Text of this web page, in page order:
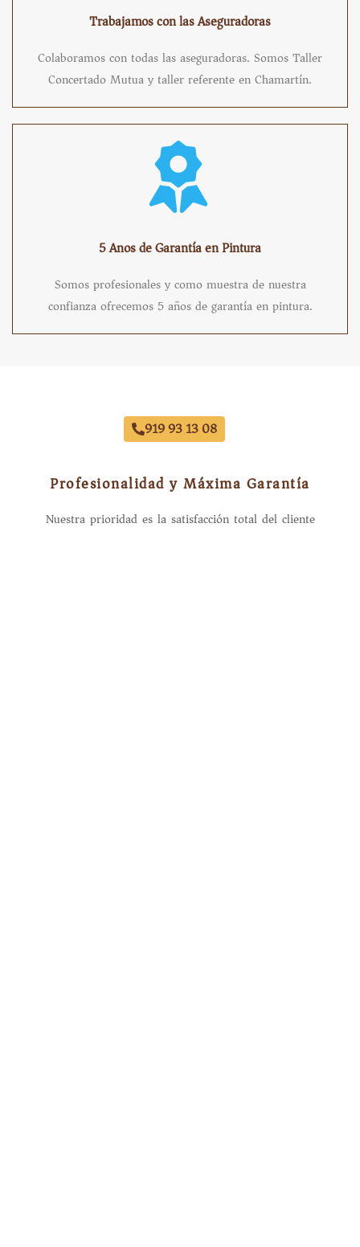
Trabajamos con las Aseguradoras
Colaboramos con todas las aseguradoras. Somos Taller
Concertado Mutua y taller referente en Chamartín.
5 Anos de Garantía en Pintura
Somos profesionales y como muestra de nuestra
confianza ofrecemos 5 años de garantía en pintura.
919 93 13 08
Profesionalidad y Máxima Garantía
Nuestra prioridad es la satisfacción total del cliente